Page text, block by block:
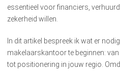
essentieel voor financiers,
zekerheid willen.
In dit artikel bespreek ik wat er
makelaarskantoor te beginnen:
tot positionering in jouw regio.